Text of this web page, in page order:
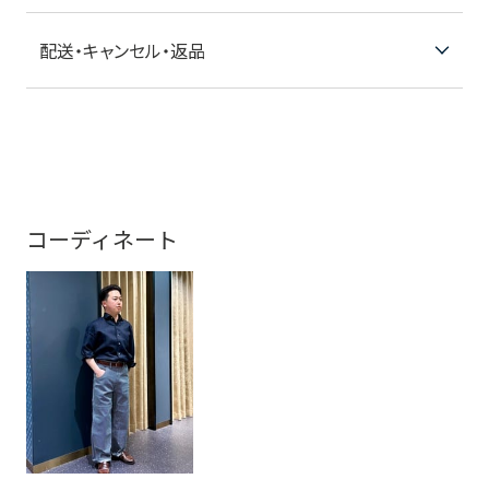
配送・キャンセル・返品
コーディネート